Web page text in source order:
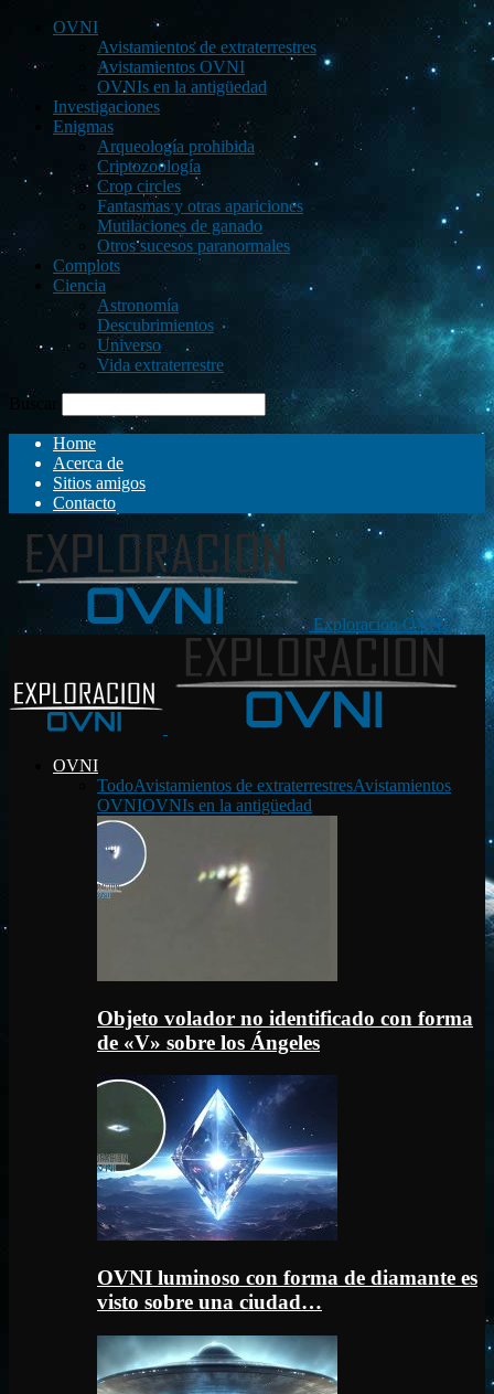
OVNI
Avistamientos de extraterrestres
Avistamientos OVNI
OVNIs en la antigüedad
Investigaciones
Enigmas
Arqueología prohibida
Criptozoología
Crop circles
Fantasmas y otras apariciones
Mutilaciones de ganado
Otros sucesos paranormales
Complots
Ciencia
Astronomía
Descubrimientos
Universo
Vida extraterrestre
Buscar
Home
Acerca de
Sitios amigos
Contacto
Exploración OVNI
OVNI
TodoAvistamientos de extraterrestresAvistamientos
OVNIOVNIs en la antigüedad
Objeto volador no identificado con forma
de «V» sobre los Ángeles
OVNI luminoso con forma de diamante es
visto sobre una ciudad…